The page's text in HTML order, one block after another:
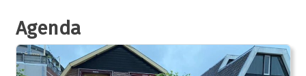
Agenda